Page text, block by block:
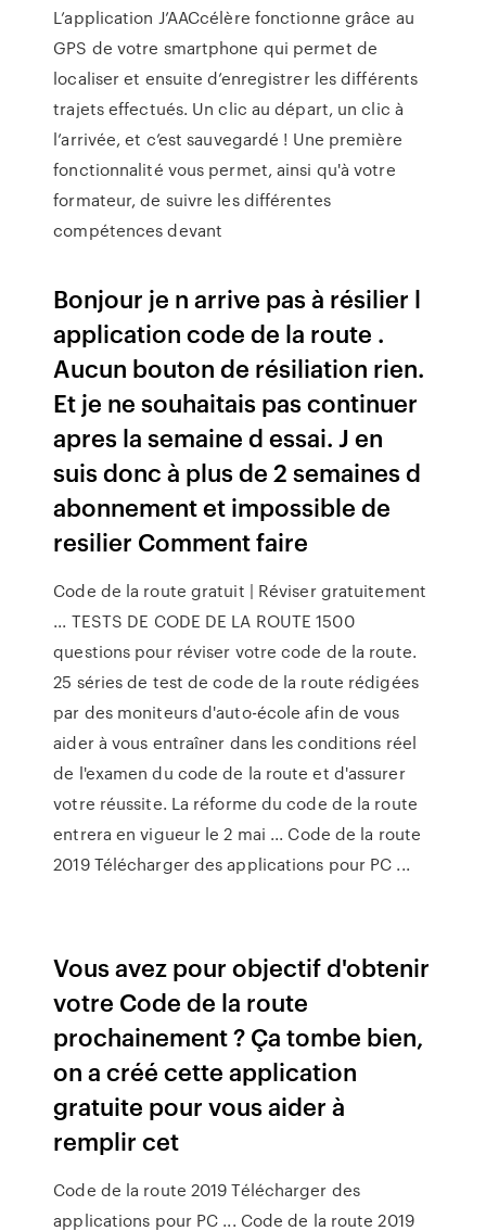
L’application J’AACcélère fonctionne grâce au
GPS de votre smartphone qui permet de
localiser et ensuite d’enregistrer les différents
trajets effectués. Un clic au départ, un clic à
l’arrivée, et c’est sauvegardé ! Une première
fonctionnalité vous permet, ainsi qu'à votre
formateur, de suivre les différentes
compétences devant
Bonjour je n arrive pas à résilier l
application code de la route .
Aucun bouton de résiliation rien.
Et je ne souhaitais pas continuer
apres la semaine d essai. J en
suis donc à plus de 2 semaines d
abonnement et impossible de
resilier Comment faire
Code de la route gratuit | Réviser gratuitement
... TESTS DE CODE DE LA ROUTE 1500
questions pour réviser votre code de la route.
25 séries de test de code de la route rédigées
par des moniteurs d'auto-école afin de vous
aider à vous entraîner dans les conditions réel
de l'examen du code de la route et d'assurer
votre réussite. La réforme du code de la route
entrera en vigueur le 2 mai ... Code de la route
2019 Télécharger des applications pour PC ...
Vous avez pour objectif d'obtenir
votre Code de la route
prochainement ? Ça tombe bien,
on a créé cette application
gratuite pour vous aider à
remplir cet
Code de la route 2019 Télécharger des
applications pour PC ... Code de la route 2019